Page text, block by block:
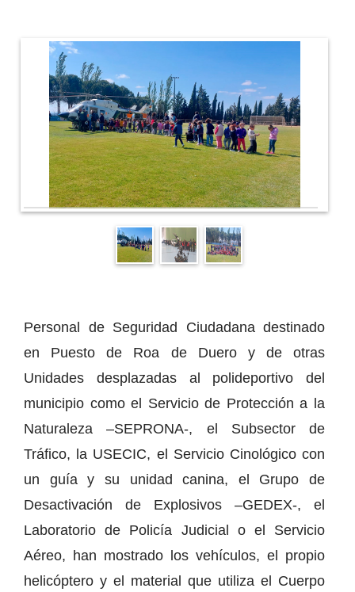
Personal de Seguridad Ciudadana destinado
en Puesto de Roa de Duero y de otras
Unidades desplazadas al polideportivo del
municipio como el Servicio de Protección a la
Naturaleza –SEPRONA-, el Subsector de
Tráfico, la USECIC, el Servicio Cinológico con
un guía y su unidad canina, el Grupo de
Desactivación de Explosivos –GEDEX-, el
Laboratorio de Policía Judicial o el Servicio
Aéreo, han mostrado los vehículos, el propio
helicóptero y el material que utiliza el Cuerpo